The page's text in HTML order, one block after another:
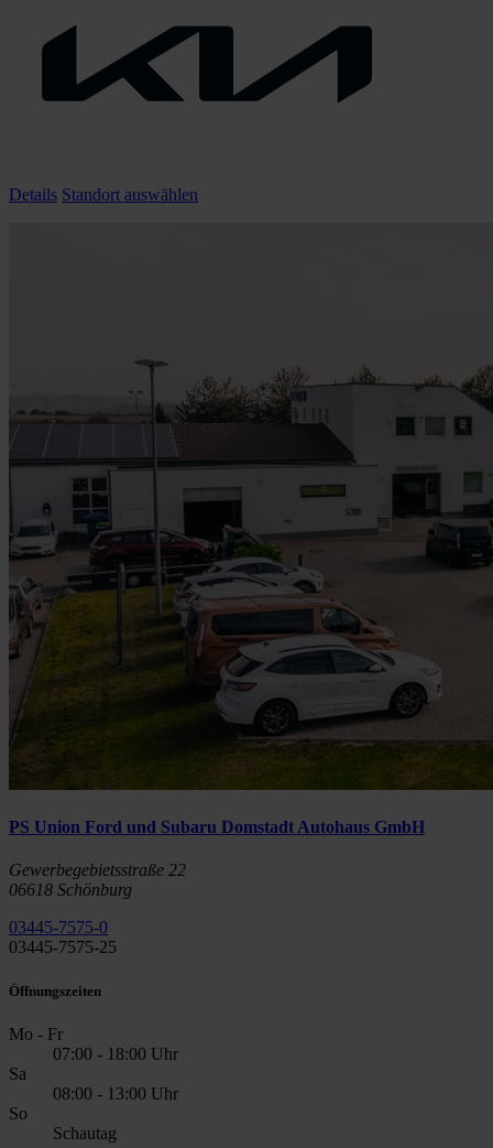
Details Standort auswählen
PS Union Ford und Subaru Domstadt Autohaus GmbH
Gewerbegebietsstraße 22
06618 Schönburg
03445-7575-0
03445-7575-25
Öffnungszeiten
Mo - Fr
07:00 - 18:00 Uhr
Sa
08:00 - 13:00 Uhr
So
Schautag